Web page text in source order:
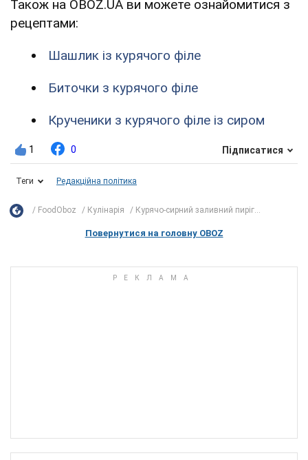
Також на OBOZ.UA ви можете ознайомитися з
рецептами:
Шашлик із курячого філе
Биточки з курячого філе
Крученики з курячого філе із сиром
1 0 Підписатися
Теги Редакційна політика
FoodOboz Кулінарія Курячо-сирний заливний пиріг...
Повернутися на головну OBOZ